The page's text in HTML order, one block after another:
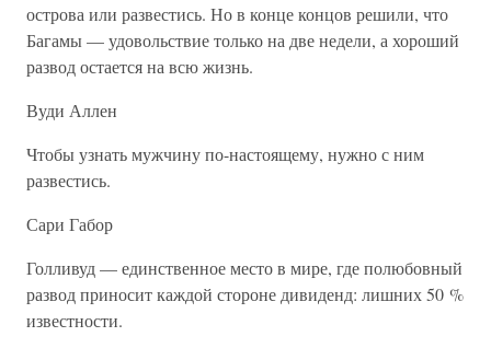
острова или развестись. Но в конце концов решили, что
Багамы — удовольствие только на две недели, а хороший
развод остается на всю жизнь.
Вуди Аллен
Чтобы узнать мужчину по-настоящему, нужно с ним
развестись.
Сари Габор
Голливуд — единственное место в мире, где полюбовный
развод приносит каждой стороне дивиденд: лишних 50 %
известности.